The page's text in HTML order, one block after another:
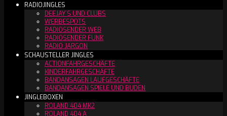
RADIOJINGLES
DEEJAY´S UND CLUBS
WERBESPOTS
RADIOSENDER WEB
RADIOSENDER FUNK
RADIO JARGON
SCHAUSTELLER JINGLES
ACTIONFAHRGESCHÄFTE
KINDERFAHRGESCHÄFTE
BANDANSAGEN LAUFGESCHÄFTE
BANDANSAGEN SPIELE UND BUDEN
JINGLEBOXEN
ROLAND 404 MK2
ROLAND 404 A